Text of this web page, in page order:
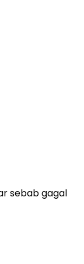
sebab gagal